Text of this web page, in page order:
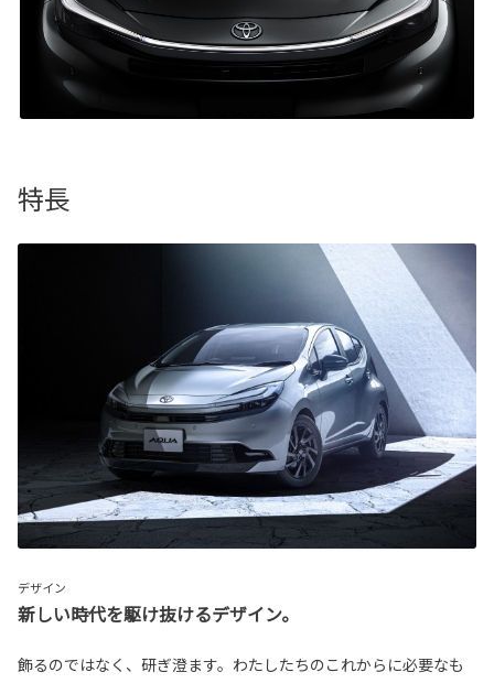
特長
デザイン
新しい時代を駆け抜けるデザイン。
飾るのではなく、研ぎ澄ます。わたしたちのこれからに必要なも